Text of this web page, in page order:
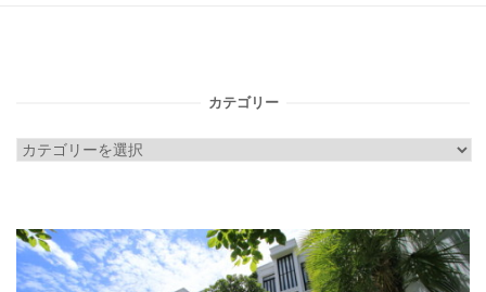
カテゴリー
カ
リ
ー